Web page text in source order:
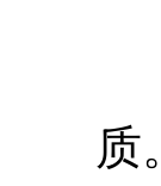
质